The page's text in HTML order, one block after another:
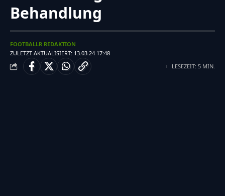
Behandlung
ZULETZT AKTUALISIERT: 13.03.24 17:48
FOOTBALLR REDAKTION
LESEZEIT: 5 MIN.